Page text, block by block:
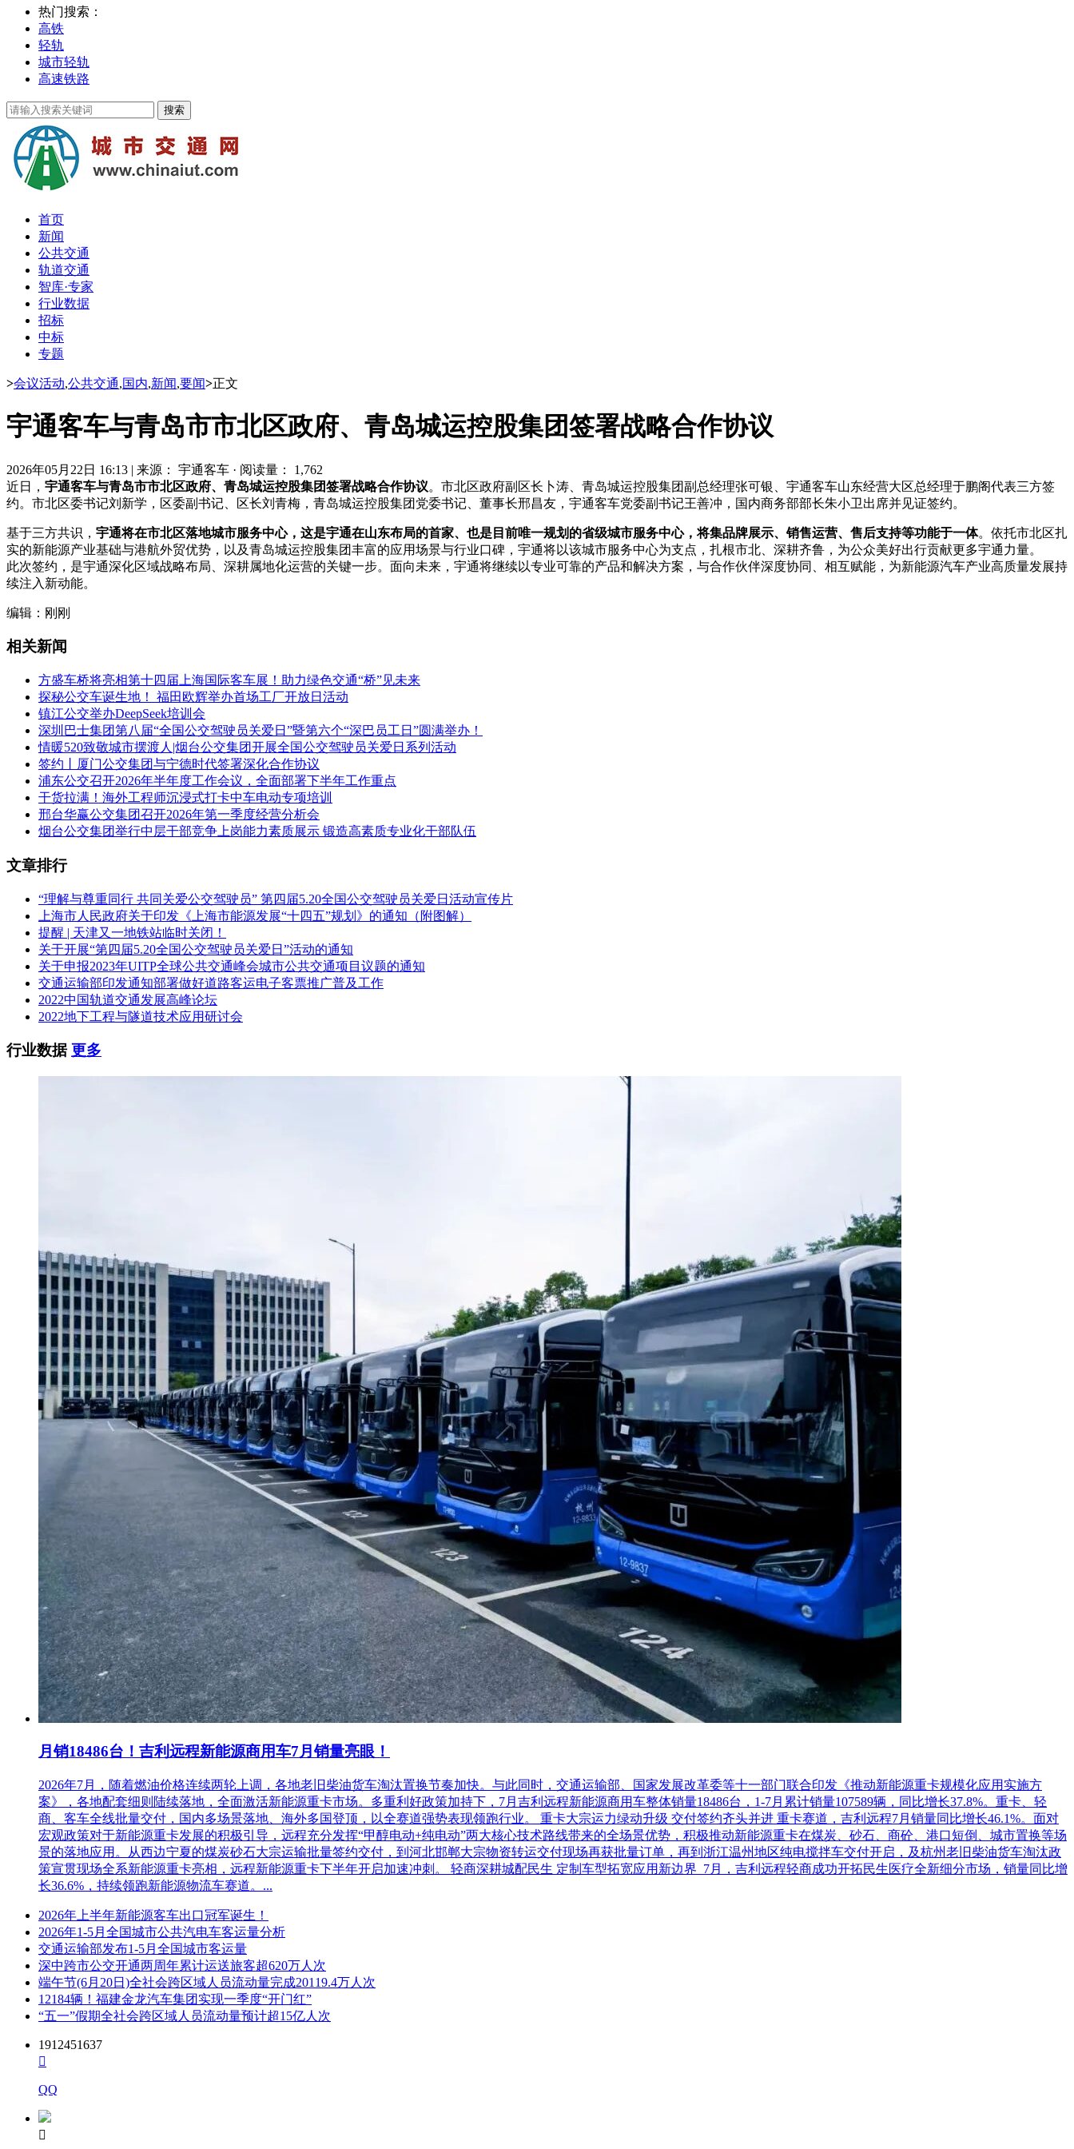
热门搜索：
高铁
轻轨
城市轻轨
高速铁路
首页
新闻
公共交通
轨道交通
智库·专家
行业数据
招标
中标
专题
>会议活动,公共交通,国内,新闻,要闻>正文
宇通客车与青岛市市北区政府、青岛城运控股集团签署战略合作协议
2026年05月22日 16:13 | 来源： 宇通客车 · 阅读量： 1,762
近日， 宇通客车与青岛市市北区政府、青岛城运控股集团签署战略合作协议。市北区政府副区长卜涛、青岛城运控股集团副总经理张可银、宇通客车山东经营大区总经理于鹏阁代表三方签
约。市北区委书记刘新学，区委副书记、区长刘青梅，青岛城运控股集团党委书记、董事长邢昌友，宇通客车党委副书记王善冲，国内商务部部长朱小卫出席并见证签约。
基于三方共识， 宇通将在市北区落地城市服务中心， 这是宇通在山东布局的首家、也是目前唯一规划的省级城市服务中心，将集品牌展示、销售运营、售后支持等功能于一体。依托市北区扎
实的新能源产业基础与港航外贸优势，以及青岛城运控股集团丰富的应用场景与行业口碑，宇通将以该城市服务中心为支点，扎根市北、深耕齐鲁，为公众美好出行贡献更多宇通力量。
此次签约，是宇通深化区域战略布局、深耕属地化运营的关键一步。面向未来，宇通将继续以专业可靠的产品和解决方案，与合作伙伴深度协同、相互赋能，为新能源汽车产业高质量发展持
续注入新动能。
编辑：刚刚
相关新闻
方盛车桥将亮相第十四届上海国际客车展！助力绿色交通“桥”见未来
探秘公交车诞生地！ 福田欧辉举办首场工厂开放日活动
镇江公交举办DeepSeek培训会
深圳巴士集团第八届“全国公交驾驶员关爱日”暨第六个“深巴员工日”圆满举办！
情暖520致敬城市摆渡人|烟台公交集团开展全国公交驾驶员关爱日系列活动
签约丨厦门公交集团与宁德时代签署深化合作协议
浦东公交召开2026年半年度工作会议，全面部署下半年工作重点
干货拉满！海外工程师沉浸式打卡中车电动专项培训
邢台华赢公交集团召开2026年第一季度经营分析会
烟台公交集团举行中层干部竞争上岗能力素质展示 锻造高素质专业化干部队伍
文章排行
“理解与尊重同行 共同关爱公交驾驶员” 第四届5.20全国公交驾驶员关爱日活动宣传片
上海市人民政府关于印发《上海市能源发展“十四五”规划》的通知（附图解）
提醒 | 天津又一地铁站临时关闭！
关于开展“第四届5.20全国公交驾驶员关爱日”活动的通知
关于申报2023年UITP全球公共交通峰会城市公共交通项目议题的通知
交通运输部印发通知部署做好道路客运电子客票推广普及工作
2022中国轨道交通发展高峰论坛
2022地下工程与隧道技术应用研讨会
行业数据更多
月销18486台！吉利远程新能源商用车7月销量亮眼！
2026年7月，随着燃油价格连续两轮上调，各地老旧柴油货车淘汰置换节奏加快。与此同时，交通运输部、国家发展改革委等十一部门联合印发《推动新能源重卡规模化应用实施方
案》，各地配套细则陆续落地，全面激活新能源重卡市场。多重利好政策加持下，7月吉利远程新能源商用车整体销量18486台，1-7月累计销量107589辆，同比增长37.8%。重卡、轻
商、客车全线批量交付，国内多场景落地、海外多国登顶，以全赛道强势表现领跑行业。 重卡大宗运力绿动升级 交付签约齐头并进 重卡赛道，吉利远程7月销量同比增长46.1%。面对
宏观政策对于新能源重卡发展的积极引导，远程充分发挥“甲醇电动+纯电动”两大核心技术路线带来的全场景优势，积极推动新能源重卡在煤炭、砂石、商砼、港口短倒、城市置换等场
景的落地应用。从西边宁夏的煤炭砂石大宗运输批量签约交付，到河北邯郸大宗物资转运交付现场再获批量订单，再到浙江温州地区纯电搅拌车交付开启，及杭州老旧柴油货车淘汰政
策宣贯现场全系新能源重卡亮相，远程新能源重卡下半年开启加速冲刺。 轻商深耕城配民生 定制车型拓宽应用新边界 7月，吉利远程轻商成功开拓民生医疗全新细分市场，销量同比增
长36.6%，持续领跑新能源物流车赛道。...
2026年上半年新能源客车出口冠军诞生！
2026年1-5月全国城市公共汽电车客运量分析
交通运输部发布1-5月全国城市客运量
深中跨市公交开通两周年累计运送旅客超620万人次
端午节(6月20日)全社会跨区域人员流动量完成20119.4万人次
12184辆！福建金龙汽车集团实现一季度“开门红”
“五一”假期全社会跨区域人员流动量预计超15亿人次
1912451637

QQ
